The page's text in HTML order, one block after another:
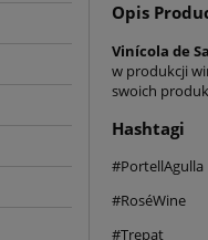
Opis
Vinícola de
w produkcji
swoich
Hashtagi
#PortellAgulla
#RoséWine
#Trepat